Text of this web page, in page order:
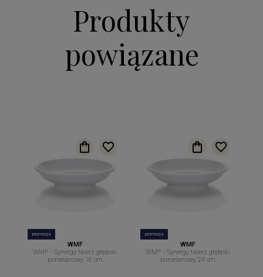
Produkty
powiązane
promocja
WMF
WMF - Synergy talerz głęboki
porcelanowy 16 cm.
promocja
WMF
WMF - Synergy talerz głęboki
porcelanowy 24 cm.